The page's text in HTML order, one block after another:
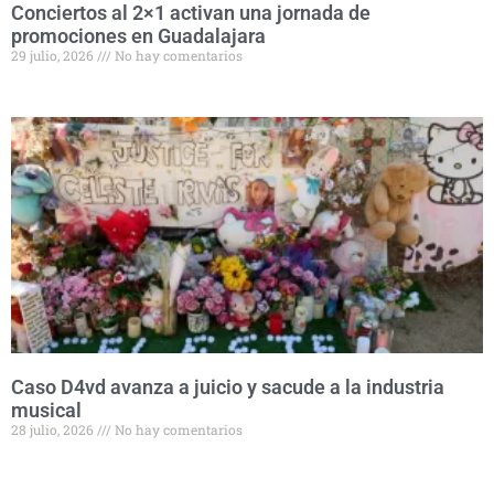
Conciertos al 2×1 activan una jornada de
promociones en Guadalajara
29 julio, 2026 No hay comentarios
Caso D4vd avanza a juicio y sacude a la industria
musical
28 julio, 2026 No hay comentarios